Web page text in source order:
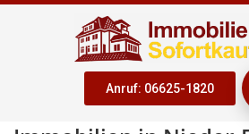
Anruf: 06625-1820